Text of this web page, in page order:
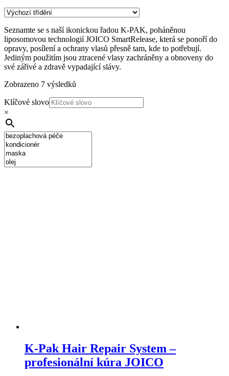
Seznamte se s naší ikonickou řadou K-PAK, poháněnou
liposomovou technologií JOICO SmartRelease, která se ponoří do
opravy, posílení a ochrany vlasů přesně tam, kde to potřebují.
Jediným použitím jsou ztracené vlasy zachráněny a obnoveny do
své zářivé a zdravě vypadající slávy.
Zobrazeno 7 výsledků
Klíčové slovo
×
K-Pak Hair Repair System –
profesionální kúra JOICO